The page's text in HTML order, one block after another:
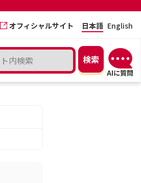
オフィシャルサイト 日本語 English